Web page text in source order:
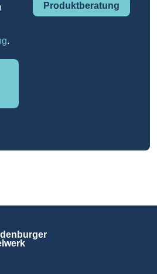
Produktberatung
.